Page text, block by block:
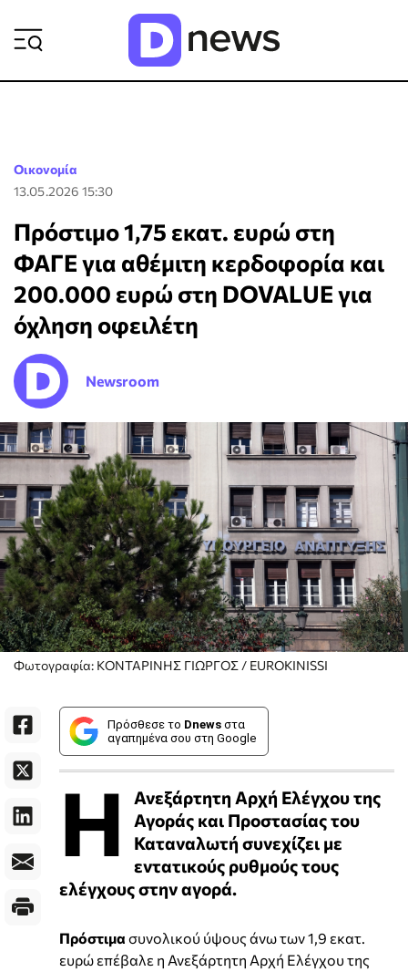
Οικονομία
13.05.2026 15:30
Πρόστιμο 1,75 εκατ. ευρώ στη
ΦΑΓΕ για αθέμιτη κερδοφορία και
200.000 ευρώ στη DOVALUE για
όχληση οφειλέτη
Newsroom
Φωτογραφία: ΚΟΝΤΑΡΙΝΗΣ ΓΙΩΡΓΟΣ / EUROKINISSI
Πρόσθεσε το Dnews στα
αγαπημένα σου στη Google
Η
Ανεξάρτητη Αρχή Ελέγχου της
Αγοράς και Προστασίας του
Καταναλωτή συνεχίζει με
εντατικούς ρυθμούς τους
ελέγχους στην αγορά.
Πρόστιμα συνολικού ύψους άνω των 1,9 εκατ.
ευρώ επέβαλε η Ανεξάρτητη Αρχή Ελέγχου της